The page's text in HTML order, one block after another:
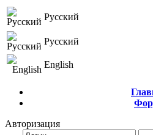
Русский
Русский
English
Авторизация